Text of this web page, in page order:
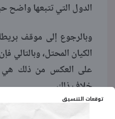
توقعات التنسيق
الدول التي تتبعها واضح
وبالرجوع إلى موقف
الكيان المحتل، وبالتالي
على العكس من ذلك هي
خلاف ذلك.
اقرأ المزيد: